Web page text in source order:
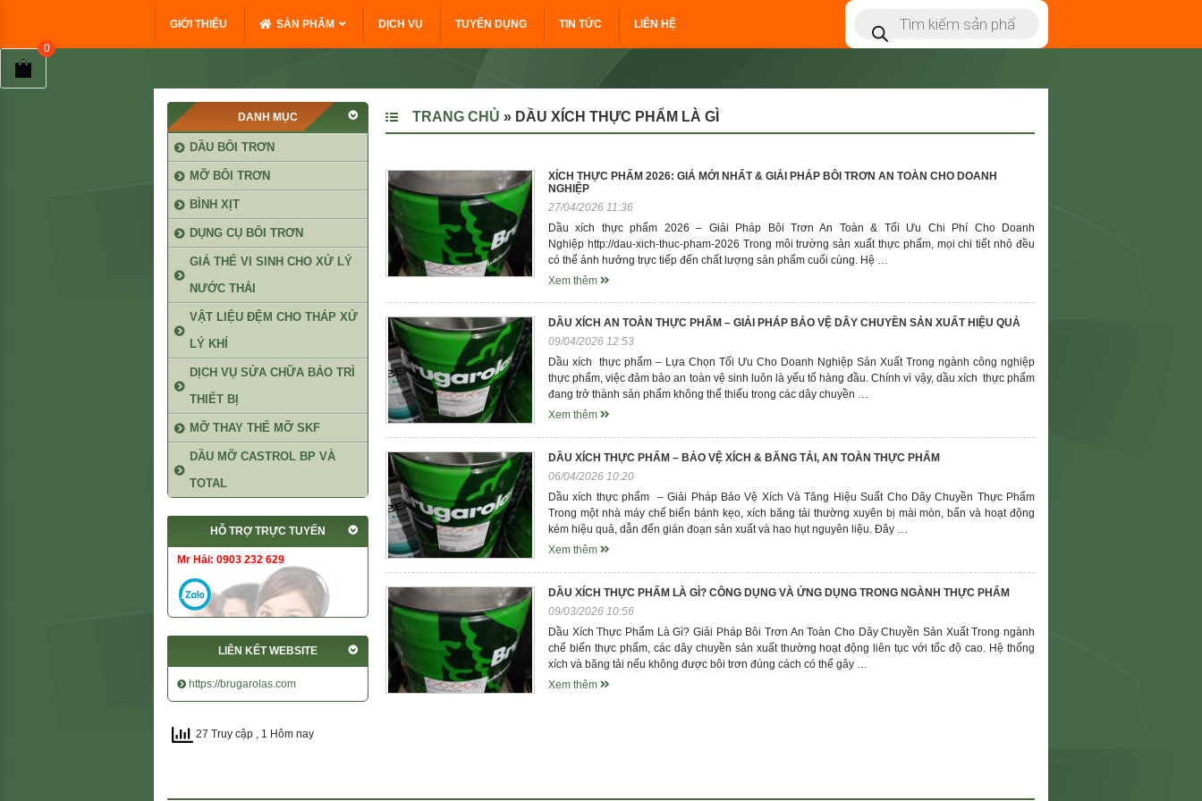
GIỚI THIỆU SẢN PHẨM DỊCH VỤ TUYỂN DỤNG TIN TỨC LIÊN HỆ
TRANG CHỦ » DẦU XÍCH THỰC PHẨM LÀ GÌ
XÍCH THỰC PHẨM 2026: GIÁ MỚI NHẤT & GIẢI PHÁP BÔI TRƠN AN TOÀN CHO DOANH
NGHIỆP
27/04/2026 11:36
Dầu xích thực phẩm 2026 – Giải Pháp Bôi Trơn An Toàn & Tối Ưu Chi Phí Cho Doanh
Nghiệp http://dau-xich-thuc-pham-2026 Trong môi trường sản xuất thực phẩm, mọi chi tiết nhỏ đều
có thể ảnh hưởng trực tiếp đến chất lượng sản phẩm cuối cùng. Hệ …
Xem thêm
DẦU XÍCH AN TOÀN THỰC PHẨM – GIẢI PHÁP BẢO VỆ DÂY CHUYỀN SẢN XUẤT HIỆU QUẢ
09/04/2026 12:53
Dầu xích thực phẩm – Lựa Chọn Tối Ưu Cho Doanh Nghiệp Sản Xuất Trong ngành công nghiệp
thực phẩm, việc đảm bảo an toàn vệ sinh luôn là yếu tố hàng đầu. Chính vì vậy, dầu xích thực phẩm
đang trở thành sản phẩm không thể thiếu trong các dây chuyền …
Xem thêm
DẦU XÍCH THỰC PHẨM – BẢO VỆ XÍCH & BĂNG TẢI, AN TOÀN THỰC PHẨM
06/04/2026 10:20
Dầu xích thực phẩm – Giải Pháp Bảo Vệ Xích Và Tăng Hiệu Suất Cho Dây Chuyền Thực Phẩm
Trong một nhà máy chế biến bánh kẹo, xích băng tải thường xuyên bị mài mòn, bẩn và hoạt động
kém hiệu quả, dẫn đến gián đoạn sản xuất và hao hụt nguyên liệu. Đây …
Xem thêm
DẦU XÍCH THỰC PHẨM LÀ GÌ? CÔNG DỤNG VÀ ỨNG DỤNG TRONG NGÀNH THỰC PHẨM
09/03/2026 10:56
Dầu Xích Thực Phẩm Là Gì? Giải Pháp Bôi Trơn An Toàn Cho Dây Chuyền Sản Xuất Trong ngành
chế biến thực phẩm, các dây chuyền sản xuất thường hoạt động liên tục với tốc độ cao. Hệ thống
xích và băng tải nếu không được bôi trơn đúng cách có thể gây …
Xem thêm
DANH MỤC
DẦU BÔI TRƠN
MỠ BÔI TRƠN
BÌNH XỊT
DỤNG CỤ BÔI TRƠN
GIÁ THỂ VI SINH CHO XỬ LÝ
NƯỚC THẢI
VẬT LIỆU ĐỆM CHO THÁP XỬ
LÝ KHÍ
DỊCH VỤ SỬA CHỮA BẢO TRÌ
THIẾT BỊ
MỠ THAY THẾ MỠ SKF
DẦU MỠ CASTROL BP VÀ
TOTAL
HỖ TRỢ TRỰC TUYẾN
Mr Hải: 0903 232 629
LIÊN KẾT WEBSITE
https://brugarolas.com
27 Truy cập , 1 Hôm nay